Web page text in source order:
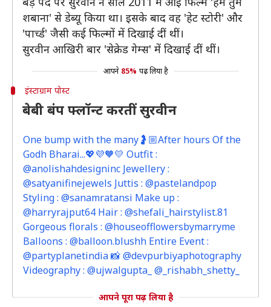
शबाना' से डेब्यू किया था। इसके बाद वह 'हेट स्टोरी' और
'पार्च्ड' जैसी कई फिल्मों में दिखाई दीं थीं।
सुरवीन आखिरी बार 'सेक्रेड गेम्स' में दिखाई दीं थीं।
आपने 85% पढ़ लिया है
इंस्टाग्राम पोस्ट
बेबी बंप फ्लॉन्ट करतीं सुरवीन
One bump with the many🤰🏼After hours Of the
Godh Bharai...💖💜🧡💛 Outfit :
@anolishahdesigninc Jewellery :
@satyanifinejewels Juttis : @pastelandpop
Styling : @sanamratansi Make up :
@harryrajput64 Hair : @shefali_hairstylist.81
Gorgeous florals : @houseofflowersbymarryme
Balloons : @balloon.blushh Entire Event :
@partyplanetindia 📸 @devpurbiyaphotography
Videography : @ujwalgupta_ @_rishabh_shetty_
आपने पूरा पढ़ लिया है